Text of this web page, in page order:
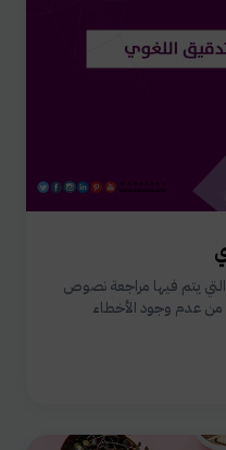
يتم فيها مراجعة نصوص
من عدم وجود الأخطاء